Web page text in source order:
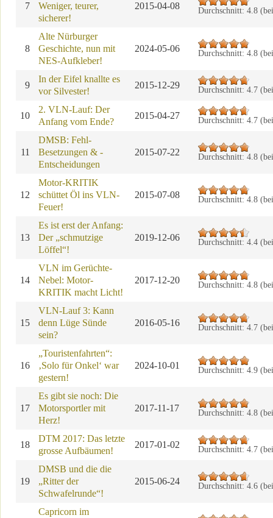
7
Weniger, teurer,
sicherer!
2015-04-08 Durchschnitt: 4.8
8
Alte Nürburger
Geschichte, nun mit
NES-Aufkleber!
2024-05-06 Durchschnitt: 4.8
9
In der Eifel knallte es
vor Silvester!
2015-12-29 Durchschnitt: 4.7
10
2. VLN-Lauf: Der
Anfang vom Ende?
2015-04-27 Durchschnitt: 4.7
11
DMSB: Fehl-
Besetzungen & -
Entscheidungen
2015-07-22 Durchschnitt: 4.8
12
Motor-KRITIK
schüttet Öl ins VLN-
Feuer!
2015-07-08 Durchschnitt: 4.8
13
Es ist erst der Anfang:
Der „schmutzige
Löffel“!
2019-12-06 Durchschnitt: 4.4
14
VLN im Gerüchte-
Nebel: Motor-
KRITIK macht Licht!
2017-12-20 Durchschnitt: 4.8
15
VLN-Lauf 3: Kann
denn Lüge Sünde
sein?
2016-05-16 Durchschnitt: 4.7
16
„Touristenfahrten“:
‚Solo für Onkel‘ war
gestern!
2024-10-01 Durchschnitt: 4.9
17
Es gibt sie noch: Die
Motorsportler mit
Herz!
2017-11-17 Durchschnitt: 4.8
18
DTM 2017: Das letzte
grosse Aufbäumen!
2017-01-02 Durchschnitt: 4.7
19
DMSB und die die
„Ritter der
Schwafelrunde“!
2015-06-24 Durchschnitt: 4.6
Capricorn im